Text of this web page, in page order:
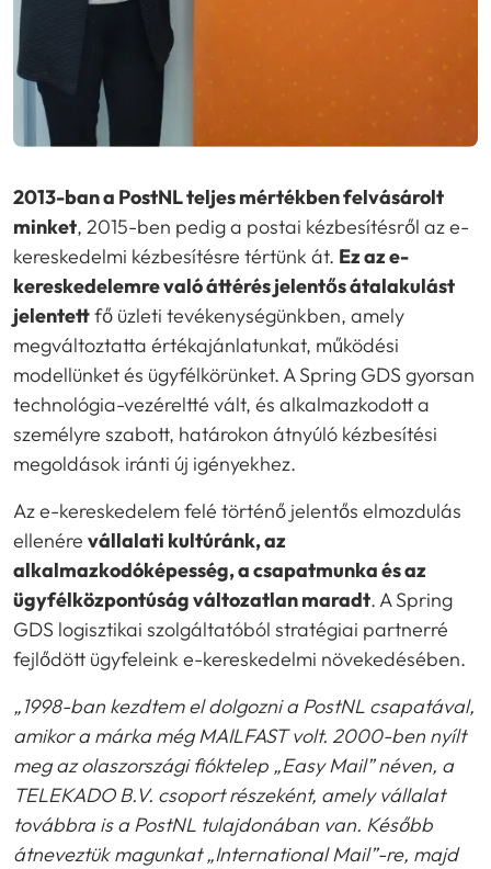
2013-ban a PostNL teljes mértékben felvásárolt
minket, 2015-ben pedig a postai kézbesítésről az e-
kereskedelmi kézbesítésre tértünk át. Ez az e-
kereskedelemre való áttérés jelentős átalakulást
jelentettfő üzleti tevékenységünkben, amely
megváltoztatta értékajánlatunkat, működési
modellünket és ügyfélkörünket. A Spring GDS gyorsan
technológia-vezéreltté vált, és alkalmazkodott a
személyre szabott, határokon átnyúló kézbesítési
megoldások iránti új igényekhez.
Az e-kereskedelem felé történő jelentős elmozdulás
ellenére vállalati kultúránk, az
alkalmazkodóképesség, a csapatmunka és az
ügyfélközpontúság változatlan maradt. A Spring
GDS logisztikai szolgáltatóból stratégiai partnerré
fejlődött ügyfeleink e-kereskedelmi növekedésében.
„1998-ban kezdtem el dolgozni a PostNL csapatával,
amikor a márka még MAILFAST volt. 2000-ben nyílt
meg az olaszországi fióktelep „Easy Mail” néven, a
TELEKADO B.V. csoport részeként, amely vállalat
továbbra is a PostNL tulajdonában van. Később
átneveztük magunkat „International Mail”-re, majd